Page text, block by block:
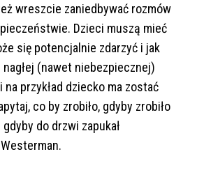
wreszcie zaniedbywać rozmów
Dzieci muszą mieć
się potencjalnie zdarzyć i jak
(nawet niebezpiecznej)
na przykład dziecko ma zostać
co by zrobiło, gdyby zrobiło
do drzwi zapukał